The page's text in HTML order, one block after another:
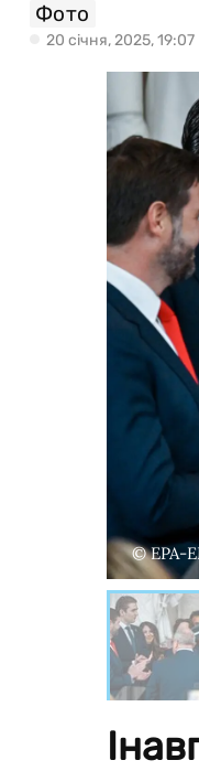
Фото
20 сiчня, 2025, 19:07
© EPA-